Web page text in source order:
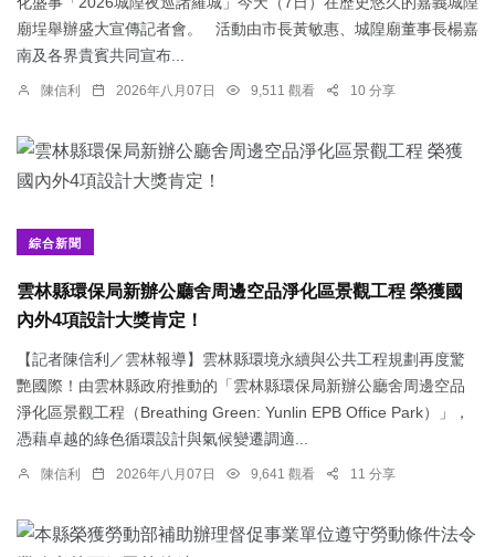
廟埕舉辦盛大宣傳記者會。 活動由市長黃敏惠、城隍廟董事長楊嘉
南及各界貴賓共同宣布...
陳信利 2026年八月07日 9,511 觀看 10 分享
綜合新聞
雲林縣環保局新辦公廳舍周邊空品淨化區景觀工程 榮獲國
內外4項設計大獎肯定！
【記者陳信利／雲林報導】雲林縣環境永續與公共工程規劃再度驚
艷國際！由雲林縣政府推動的「雲林縣環保局新辦公廳舍周邊空品
淨化區景觀工程（Breathing Green: Yunlin EPB Office Park）」，
憑藉卓越的綠色循環設計與氣候變遷調適...
陳信利 2026年八月07日 9,641 觀看 11 分享